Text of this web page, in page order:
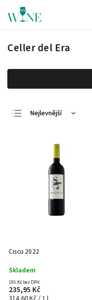
Celler del Era
Nejlevnější
Nejprodávanější
Abecedně
Ciscu 2022
Skladem
195 Kč bez DPH
235,95 Kč